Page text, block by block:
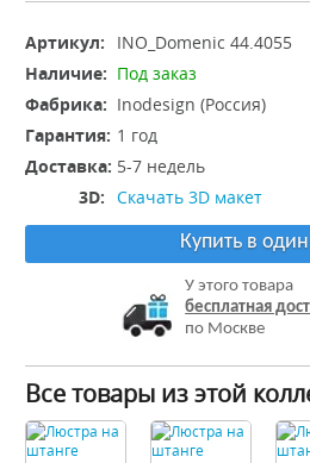
Артикул:
INO_Domenic 44.4055
Наличие: Под заказ
Фабрика: Inodesign (Россия)
Гарантия: 1 год
Доставка: 5-7 недель
3D: Скачать 3D макет
Купить в
У этого товара
бесплатная
по Москве
Все товары из этой